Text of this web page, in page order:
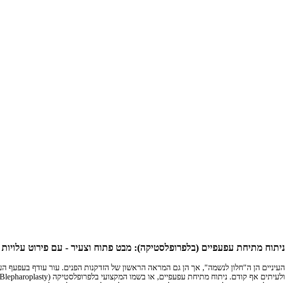
ניתוח מתיחת עפעפיים (בלפרופלסטיקה): מבט פתוח וצעיר - עם פירוט עלויות